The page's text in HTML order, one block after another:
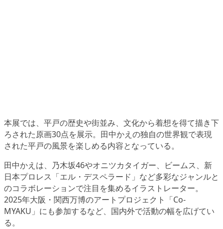
本展では、平戸の歴史や街並み、文化から着想を得て描き下
ろされた原画30点を展示。田中かえの独自の世界観で表現
された平戸の風景を楽しめる内容となっている。
田中かえは、乃木坂46やオニツカタイガー、ビームス、新
日本プロレス「エル・デスペラード」など多彩なジャンルと
のコラボレーションで注目を集めるイラストレーター。
2025年大阪・関西万博のアートプロジェクト「Co-
MYAKU」にも参加するなど、国内外で活動の幅を広げてい
る。